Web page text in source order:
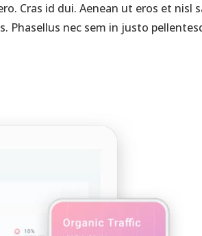
Cras id dui. Aenean ut eros et
Phasellus nec sem in justo